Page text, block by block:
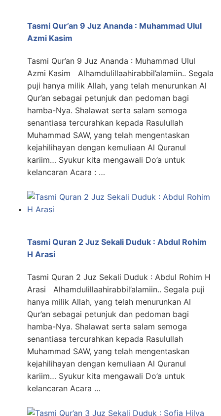
Tasmi Qur’an 9 Juz Ananda : Muhammad Ulul
Azmi Kasim
Tasmi Qur’an 9 Juz Ananda : Muhammad Ulul
Azmi Kasim Alhamdulillaahirabbil’alamiin.. Segala
puji hanya milik Allah, yang telah menurunkan Al
Qur’an sebagai petunjuk dan pedoman bagi
hamba-Nya. Shalawat serta salam semoga
senantiasa tercurahkan kepada Rasulullah
Muhammad SAW, yang telah mengentaskan
kejahilihayan dengan kemuliaan Al Quranul
kariim… Syukur kita mengawali Do’a untuk
kelancaran Acara : …
Tasmi Quran 2 Juz Sekali Duduk : Abdul Rohim
H Arasi
Tasmi Quran 2 Juz Sekali Duduk : Abdul Rohim H
Arasi Alhamdulillaahirabbil’alamiin.. Segala puji
hanya milik Allah, yang telah menurunkan Al
Qur’an sebagai petunjuk dan pedoman bagi
hamba-Nya. Shalawat serta salam semoga
senantiasa tercurahkan kepada Rasulullah
Muhammad SAW, yang telah mengentaskan
kejahilihayan dengan kemuliaan Al Quranul
kariim… Syukur kita mengawali Do’a untuk
kelancaran Acara …